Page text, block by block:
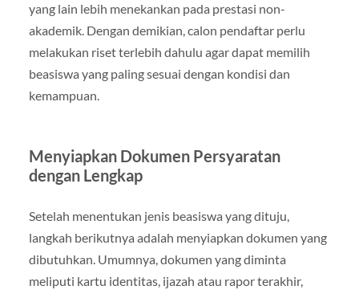
yang lain lebih menekankan pada prestasi non-
akademik. Dengan demikian, calon pendaftar perlu
melakukan riset terlebih dahulu agar dapat memilih
beasiswa yang paling sesuai dengan kondisi dan
kemampuan.
Menyiapkan Dokumen Persyaratan
dengan Lengkap
Setelah menentukan jenis beasiswa yang dituju,
langkah berikutnya adalah menyiapkan dokumen yang
dibutuhkan. Umumnya, dokumen yang diminta
meliputi kartu identitas, ijazah atau rapor terakhir,